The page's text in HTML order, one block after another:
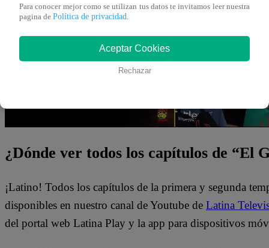
la Noche de Sentencia. ¿Quiénes lograrán salvarse?
¿Dónde ver todos los capítulos de “El
¡Latino! Todos los capítulos de la primera y segunda
disponibles en nuestro canal de Youtube de Latina
del portal web Latina Play y la app para dispositivos
Para conocer mejor como se utilizan tus datos te invitamos leer nuestra
pagina de Política de privacidad.
Aceptar Cookies
Rechazar